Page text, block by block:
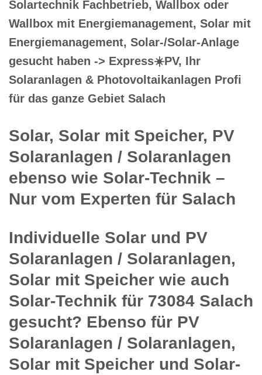
Solartechnik Fachbetrieb, Wallbox oder
Wallbox mit Energiemanagement, Solar mit
Energiemanagement, Solar-/Solar-Anlage
gesucht haben -> Express☀️PV️, Ihr
Solaranlagen & Photovoltaikanlagen Profi
für das ganze Gebiet Salach
Solar, Solar mit Speicher, PV
Solaranlagen / Solaranlagen
ebenso wie Solar-Technik –
Nur vom Experten für Salach
Individuelle Solar und PV
Solaranlagen / Solaranlagen,
Solar mit Speicher wie auch
Solar-Technik für 73084 Salach
gesucht? Ebenso für PV
Solaranlagen / Solaranlagen,
Solar mit Speicher und Solar-